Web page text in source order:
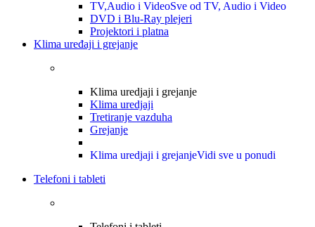
TV,Audio i VideoSve od TV, Audio i Video
DVD i Blu-Ray plejeri
Projektori i platna
Klima uređaji i grejanje
Klima uredjaji i grejanje
Klima uredjaji
Tretiranje vazduha
Grejanje
Klima uredjaji i grejanjeVidi sve u ponudi
Telefoni i tableti